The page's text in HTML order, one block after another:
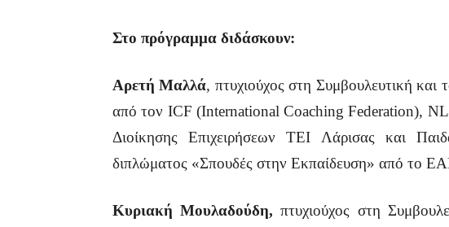
Στο πρόγραμμα διδάσκουν:
Αρετή Μαλλά, πτυχιούχος στη Συμβουλευτική
από τον ICF (International Coaching Federation),
Διοίκησης Επιχειρήσεων ΤΕΙ Λάρισας και
διπλώματος «Σπουδές στην Εκπαίδευση» από το
Κυριακή Μουλαδούδη,πτυχιούχος στη